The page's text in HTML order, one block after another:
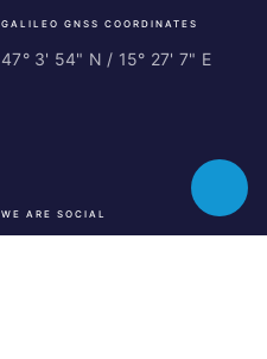
GALILEO GNSS COORDINATES
47° 3' 54" N / ­15° 27' 7" E
WE ARE SOCIAL
Toggle